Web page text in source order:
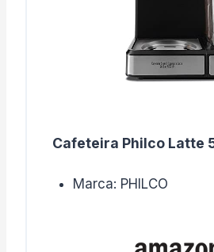
Cafeteira Philco Latte 5
Marca: PHILCO